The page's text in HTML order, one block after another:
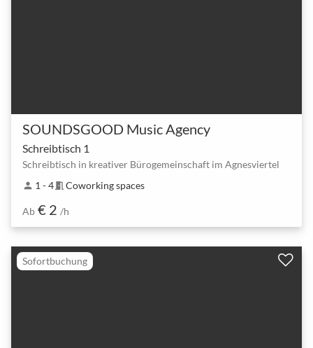
SOUNDSGOOD Music Agency
Schreibtisch 1
Schreibtisch in kreativer Bürogemeinschaft im Agnesviertel
person 1 - 4meeting_room Coworking spaces
Ab € 2 /h
Sofortbuchung